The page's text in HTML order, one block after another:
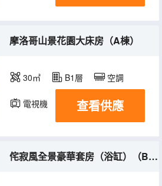
摩洛哥山景花園大床房（A棟）
30㎡ B1層 空調
電視機 查看供應
侘寂風全景豪華套房（浴缸）（B棟）